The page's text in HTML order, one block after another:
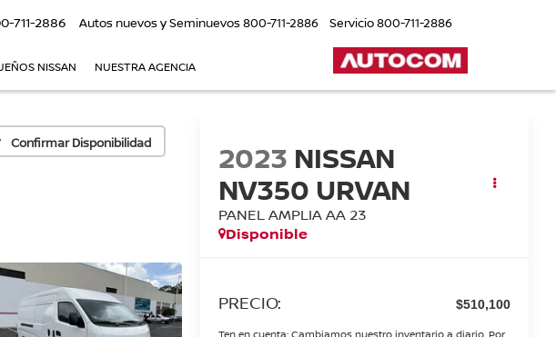
711-2886 Autos nuevos y Seminuevos800-711-2886 Servicio800-711-2886
NISSAN NUESTRA AGENCIA
Confirmar Disponibilidad
2023 NISSAN
NV350 URVAN
PANEL AMPLIA AA 23
Disponible
PRECIO: $510,100
Ten en cuenta: Cambiamos nuestro inventario a diario. Por